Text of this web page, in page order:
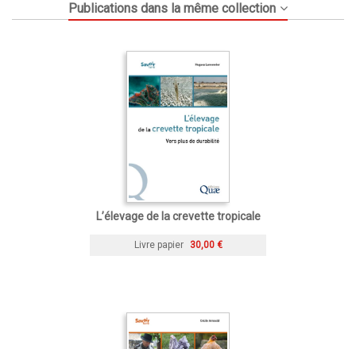
Publications dans la même collection
L’élevage de la crevette tropicale
Livre papier 30,00 €